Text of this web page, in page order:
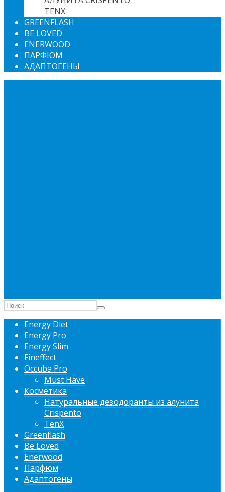
TENX
GREENFLASH
BE LOVED
ENERWOOD
ПАРФЮМ
АДАПТОГЕНЫ
Energy Diet
Energy Pro
Energy Slim
Fineffect
Occuba Pro
Must Have
Косметика
Натуральные дезодоранты из алунита
Crispento
TenX
Greenflash
Be Loved
Enerwood
Парфюм
Адаптогены